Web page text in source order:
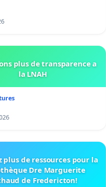
plus de transparence a
la LNAH
plus de ressources pour la
Dre Marguerite
de Fredericton!